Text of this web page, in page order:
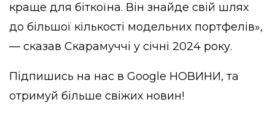
краще для біткоїна. Він знайде свій шлях
до більшої кількості модельних портфелів»,
— сказав Скарамуччі у січні 2024 року.
Підпишись на нас в Google НОВИНИ, та
отримуй більше свіжих новин!